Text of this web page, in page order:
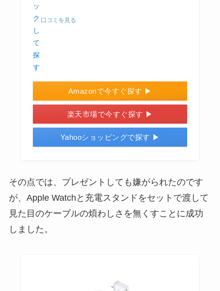
口コミを見る
Amazonで今すぐ探す ▶
楽天市場で今すぐ探す ▶
Yahooショッピングで探す ▶
その点では、プレゼントしても嫌がられたのです
が、Apple Watchと充電スタンドをセットで渡して
見た目のケーブルの煩わしさを無くすことに成功
しました。